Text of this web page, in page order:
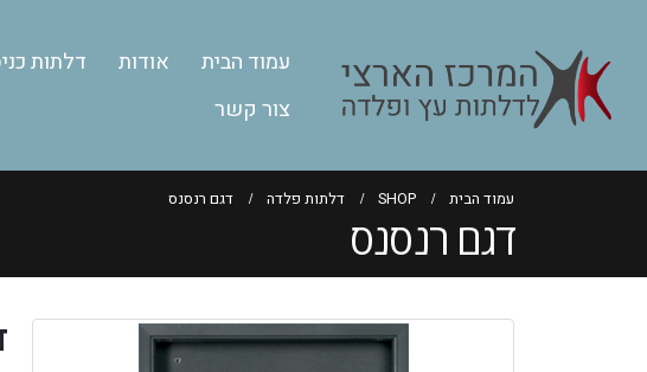
עמוד הבית אודות דלתות
צור קשר
עמוד הבית SHOP דלתות פלדה דגם רנסנס
דגם רנסנס